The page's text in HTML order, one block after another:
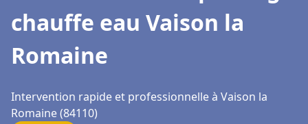
chauffe eau Vaison la
Romaine
Intervention rapide et professionnelle à Vaison la
Romaine (84110)